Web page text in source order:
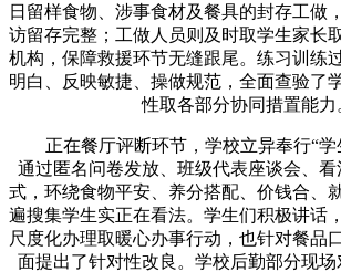
日留样食物、涉事食材及餐具的封存工做
访留存完整；工做人员则及时取学生家长
机构，保障救援环节无缝跟尾。练习训练
明白、反映敏捷、操做规范，全面查验了
性取各部分协同措置能力
正在餐厅评断环节，学校立异奉行“学
通过匿名问卷发放、班级代表座谈会、
式，环绕食物平安、养分搭配、价钱合、
遍搜集学生实正在看法。学生们积极讲话
尺度化办理取暖心办事行动，也针对餐品
面提出了针对性改良。学校后勤部分现